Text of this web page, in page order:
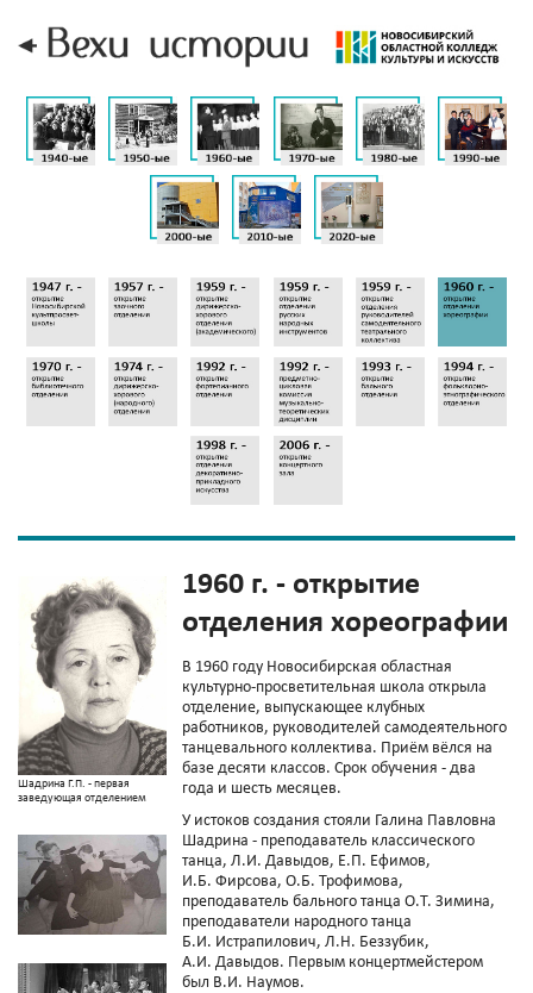
Шадрина Г.П. - первая
заведующая отделением
1960 г. - открытие
отделения хореографии
В 1960 году Новосибирская областная
культурно-просветительная школа открыла
отделение, выпускающее клубных
работников, руководителей самодеятельного
танцевального коллектива. Приём вёлся на
базе десяти классов. Срок обучения - два
года и шесть месяцев.
У истоков создания стояли Галина Павловна
Шадрина - преподаватель классического
танца, Л.И. Давыдов, Е.П. Ефимов,
И.Б. Фирсова, О.Б. Трофимова,
преподаватель бального танца О.Т. Зимина,
преподаватели народного танца
Б.И. Истрапилович, Л.Н. Беззубик,
А.И. Давыдов. Первым концертмейстером
был В.И. Наумов.